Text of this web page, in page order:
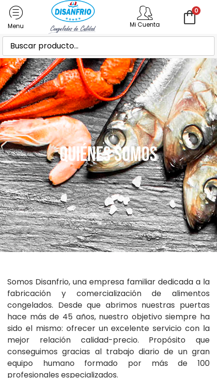
Mi Cuenta
0
Quiénes Somos
Somos Disanfrio, una empresa familiar dedicada a la
fabricación y comercialización de alimentos
congelados. Desde que abrimos nuestras puertas
hace más de 45 años, nuestro objetivo siempre ha
sido el mismo: ofrecer un excelente servicio con la
mejor relación calidad-precio. Propósito que
conseguimos gracias al trabajo diario de un gran
equipo humano formado por más de 100
profesionales especializados.